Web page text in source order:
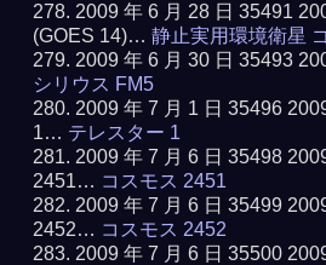
2009 年 6 月 28 日 35491
(GOES 14)…静止実用環境衛星
2009 年 6 月 30 日 35493
シリウス FM5
2009 年 7 月 1 日 35496
1… テレスター 1
2009 年 7 月 6 日 35498
2451… コスモス 2451
2009 年 7 月 6 日 35499
2452… コスモス 2452
2009 年 7 月 6 日 35500